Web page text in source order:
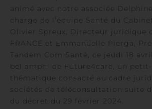
animé avec notre associée Delphine
charge de l’équipe Santé du
Olivier Spreux, Directeur juridique
FRANCE et Emmanuelle Pierga,
Tandem Com Santé, ce jeudi 18
bel amphi de Future4care, un petit-
thématique consacré au cadre
sociétés de téléconsultation suite
du décret du 29 février 2024.